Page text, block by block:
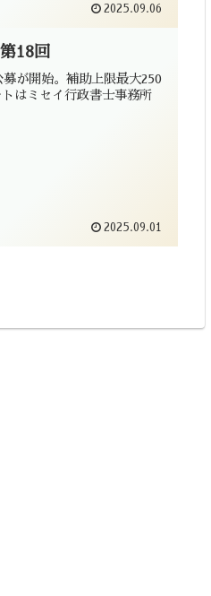
2025.09.06
18回
が開始。補助上限最大250
はミセイ行政書士事務所
2025.09.01